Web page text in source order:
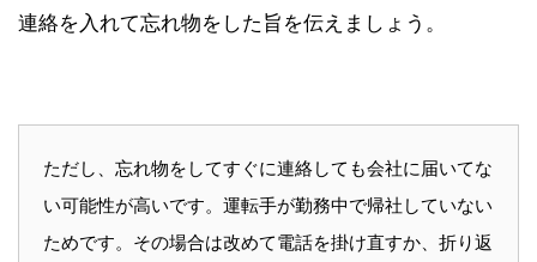
連絡を入れて忘れ物をした旨を伝えましょう。
ただし、忘れ物をしてすぐに連絡しても会社に届いてな
い可能性が高いです。運転手が勤務中で帰社していない
ためです。その場合は改めて電話を掛け直すか、折り返